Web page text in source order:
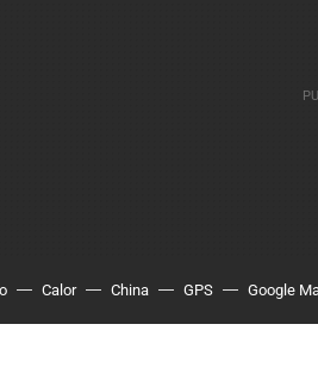
Calor China GPS Google